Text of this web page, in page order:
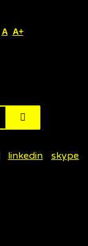
A A+
linkedin skype